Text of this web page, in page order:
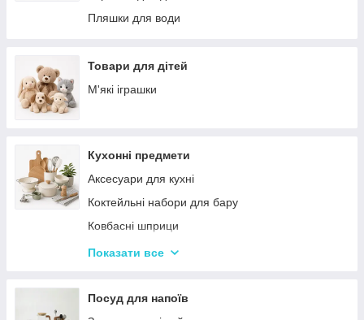
Палатки
Меблі для кемпінгу
Спальні мішки
Цукерки
Серветниці
Годинник настінний
Підсвічники
Вази для квітів
Статуетки
Пляшки для води
Товари для дітей
М'які іграшки
Кухонні предмети
Аксесуари для кухні
Коктейльні набори для бару
Ковбасні шприци
Кухонні підставки
Терки
Показати все
Посуд для напоїв